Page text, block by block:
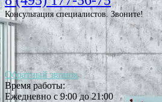
Консультация специалистов. Звоните!
Обратный звонок
Время работы:
Ежедневно с 9:00 до 21:00